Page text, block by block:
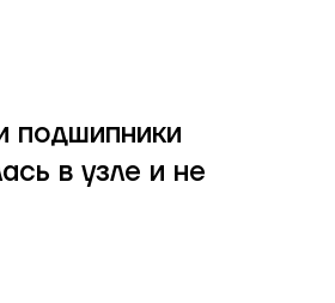
подшипники
в узле и не